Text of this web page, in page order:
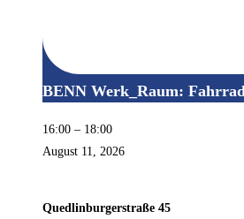
BENN Werk_Raum:
16:00 – 18:00
August 11, 2026
Quedlinburgerstraße 45